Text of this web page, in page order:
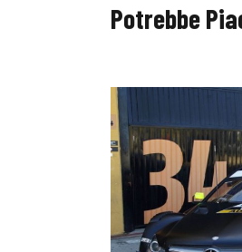
Potrebbe